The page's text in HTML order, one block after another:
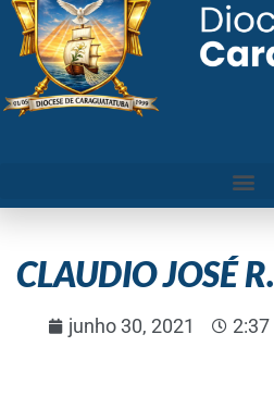
CLAUDIO JOSÉ
junho 30, 2021